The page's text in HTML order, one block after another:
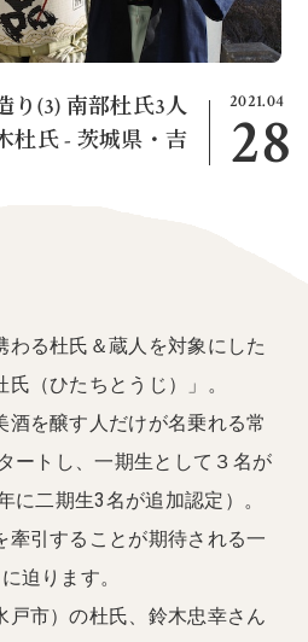
2021.04
28
り(3) 南部杜氏3人
杜氏 - 茨城県・吉
わる杜氏＆蔵人を対象にした
（ひたちとうじ）」。
酒を醸す人だけが名乗れる常
ートし、一期生として３名が
に二期生3名が追加認定）。
牽引することが期待される一
迫ります。
戸市）の杜氏、鈴木忠幸さん